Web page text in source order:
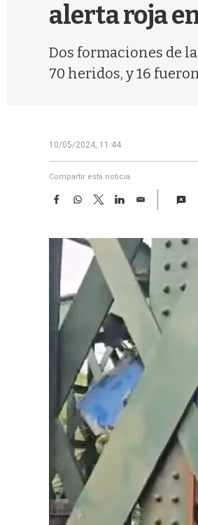
alerta roja
Dos formaciones de
70 heridos, y 16
10/05/2024, 11:44
Compartir esta noticia
F
e
b
o
o
k
W
t
s
p
p
T
w
t
e
r
L
k
e
d
E
i
l